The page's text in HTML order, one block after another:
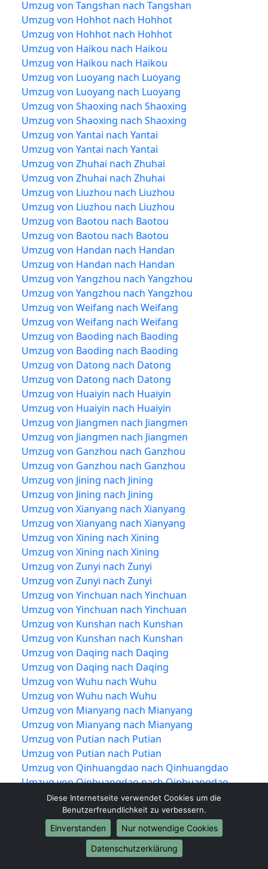
Umzug von Tangshan nach Tangshan
Umzug von Hohhot nach Hohhot
Umzug von Hohhot nach Hohhot
Umzug von Haikou nach Haikou
Umzug von Haikou nach Haikou
Umzug von Luoyang nach Luoyang
Umzug von Luoyang nach Luoyang
Umzug von Shaoxing nach Shaoxing
Umzug von Shaoxing nach Shaoxing
Umzug von Yantai nach Yantai
Umzug von Yantai nach Yantai
Umzug von Zhuhai nach Zhuhai
Umzug von Zhuhai nach Zhuhai
Umzug von Liuzhou nach Liuzhou
Umzug von Liuzhou nach Liuzhou
Umzug von Baotou nach Baotou
Umzug von Baotou nach Baotou
Umzug von Handan nach Handan
Umzug von Handan nach Handan
Umzug von Yangzhou nach Yangzhou
Umzug von Yangzhou nach Yangzhou
Umzug von Weifang nach Weifang
Umzug von Weifang nach Weifang
Umzug von Baoding nach Baoding
Umzug von Baoding nach Baoding
Umzug von Datong nach Datong
Umzug von Datong nach Datong
Umzug von Huaiyin nach Huaiyin
Umzug von Huaiyin nach Huaiyin
Umzug von Jiangmen nach Jiangmen
Umzug von Jiangmen nach Jiangmen
Umzug von Ganzhou nach Ganzhou
Umzug von Ganzhou nach Ganzhou
Umzug von Jining nach Jining
Umzug von Jining nach Jining
Umzug von Xianyang nach Xianyang
Umzug von Xianyang nach Xianyang
Umzug von Xining nach Xining
Umzug von Xining nach Xining
Umzug von Zunyi nach Zunyi
Umzug von Zunyi nach Zunyi
Umzug von Yinchuan nach Yinchuan
Umzug von Yinchuan nach Yinchuan
Umzug von Kunshan nach Kunshan
Umzug von Kunshan nach Kunshan
Umzug von Daqing nach Daqing
Umzug von Daqing nach Daqing
Umzug von Wuhu nach Wuhu
Umzug von Wuhu nach Wuhu
Umzug von Mianyang nach Mianyang
Umzug von Mianyang nach Mianyang
Umzug von Putian nach Putian
Umzug von Putian nach Putian
Umzug von Qinhuangdao nach Qinhuangdao
Umzug von Qinhuangdao nach Qinhuangdao
Umzug von Zhuzhou nach Zhuzhou
Umzug von Zhuzhou nach Zhuzhou
Umzug von Jilin nach Jilin
Umzug von Jilin nach Jilin
Umzug von Taizhou nach Taizhou
Diese Internetseite verwendet Cookies um die
Benutzerfreundlichkeit zu verbessern.
Einverstanden
Nur notwendige Cookies
Datenschutzerklärung